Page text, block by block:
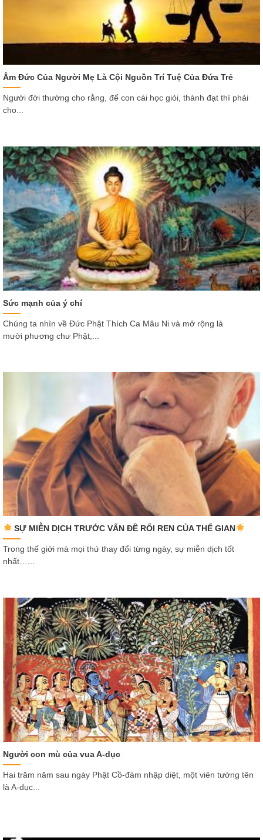
Âm Đức Của Người Mẹ Là Cội Nguồn Trí Tuệ Của Đứa Trẻ
Người đời thường cho rằng, để con cái học giỏi, thành đạt thì phải
cho...
Sức mạnh của ý chí
Chúng ta nhìn về Đức Phật Thích Ca Mâu Ni và mở rộng là
mười phương chư Phật,...
SỰ MIỄN DỊCH TRƯỚC VẤN ĐỀ RỐI REN CỦA THẾ GIAN
Trong thế giới mà mọi thứ thay đổi từng ngày, sự miễn dịch tốt
nhất…...
Người con mù của vua A-dục
Hai trăm năm sau ngày Phật Cồ-đàm nhập diệt, một viên tướng tên
là A-dục...